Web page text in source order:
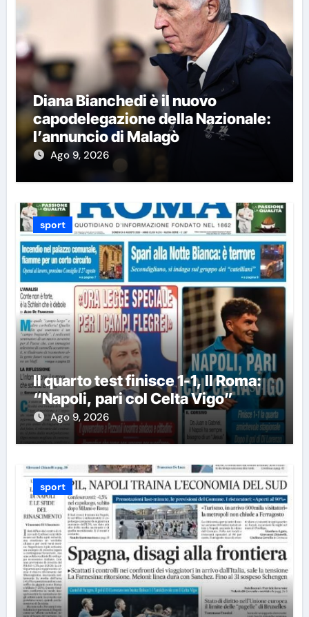
Diana Bianchedi è il nuovo
capodelegazione della Nazionale:
l’annuncio di Malagò
Ago 9, 2026
sport
Il quarto test finisce 1-1, Il Roma:
“Napoli, pari col Celta Vigo”
Ago 9, 2026
sport